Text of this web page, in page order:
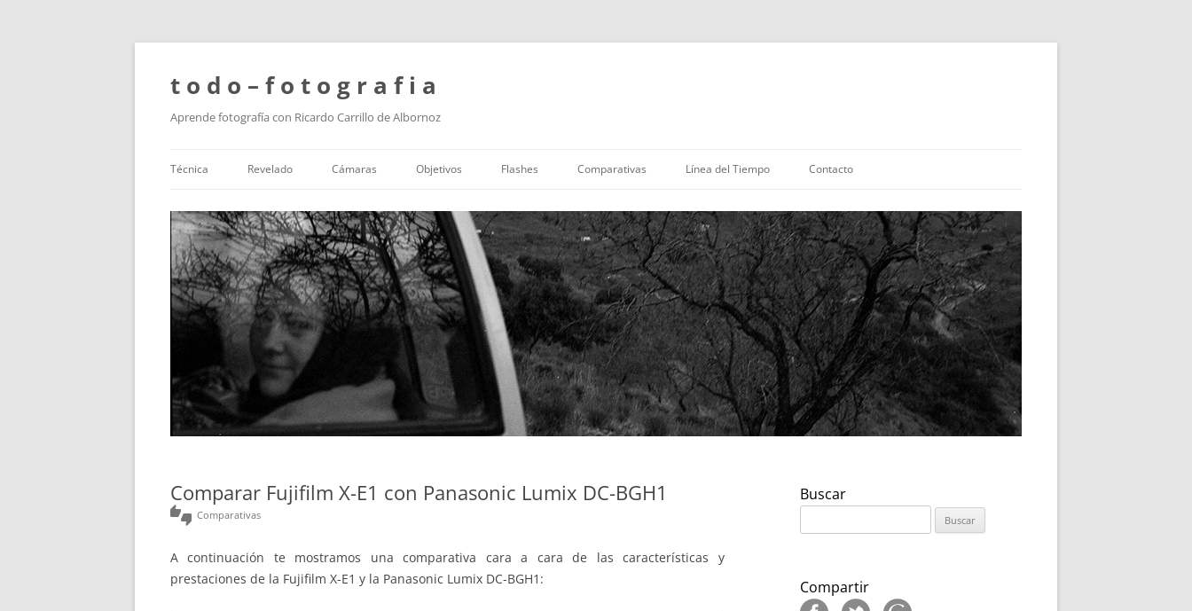
t o d o – f o t o g r a f i a
Aprende fotografía con Ricardo Carrillo de Albornoz
al
contenido
Técnica Revelado Cámaras Objetivos Flashes Comparativas Línea del Tiempo Contacto
Comparar Fujifilm X-E1 con Panasonic Lumix DC-BGH1
thumbs_up_down Comparativas
A continuación te mostramos una comparativa cara a cara de las características y
prestaciones de la Fujifilm X-E1 y la Panasonic Lumix DC-BGH1:
Buscar
Compartir